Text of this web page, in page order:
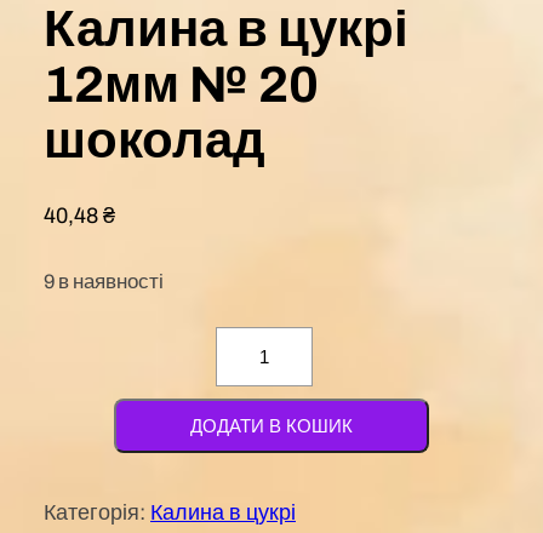
Калина в цукрі
12мм № 20
шоколад
40,48 ₴
9 в наявності
Калина
в
цукрі
12мм
ДОДАТИ В КОШИК
Категорія: Калина в цукрі